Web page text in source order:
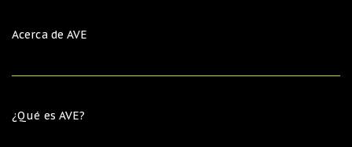
Acerca de AVE
¿Qué es AVE?